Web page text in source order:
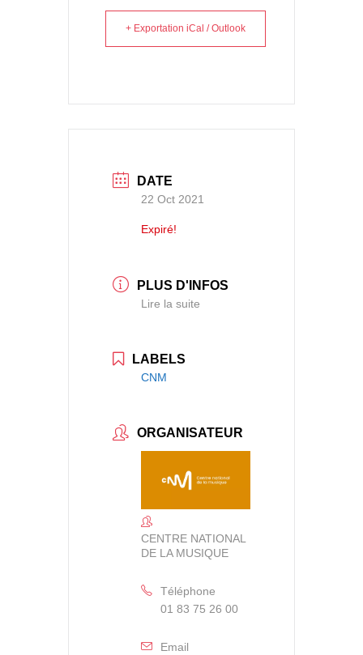
+ Exportation iCal / Outlook
DATE
22 Oct 2021
Expiré!
PLUS D'INFOS
Lire la suite
LABELS
CNM
ORGANISATEUR
CENTRE NATIONAL
DE LA MUSIQUE
Téléphone
01 83 75 26 00
Email